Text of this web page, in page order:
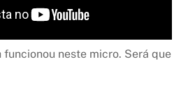
neste micro. Será que